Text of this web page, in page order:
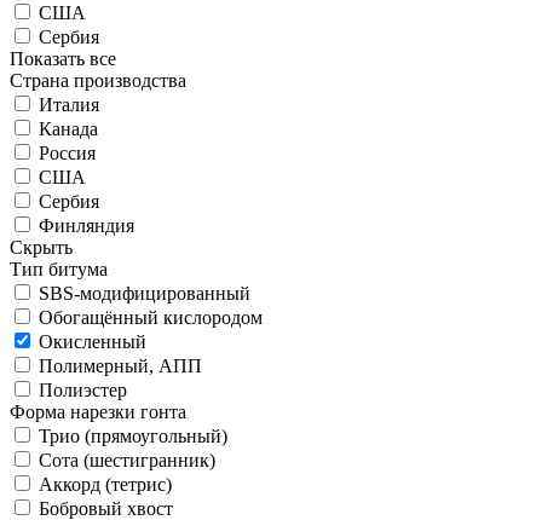
США
Сербия
Показать все
Страна производства
Италия
Канада
Россия
США
Сербия
Финляндия
Скрыть
Тип битума
SBS-модифицированный
Обогащённый кислородом
Окисленный
Полимерный, АПП
Полиэстер
Форма нарезки гонта
Трио (прямоугольный)
Сота (шестигранник)
Аккорд (тетрис)
Бобровый хвост